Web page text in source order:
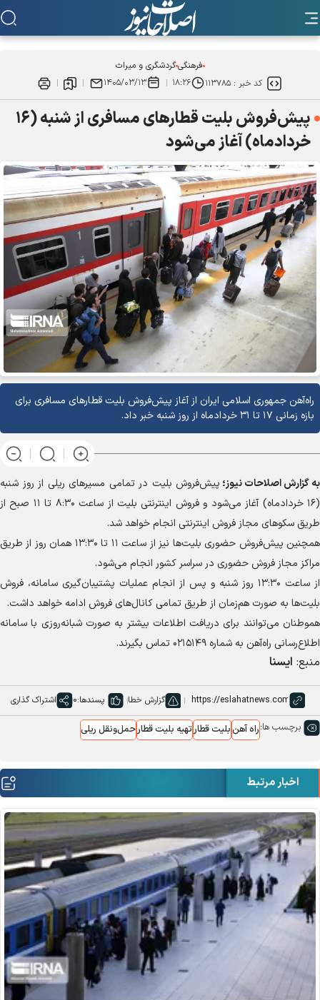
فرهنگیگردشگری و میراث
کد خبر : ۱۱۳۷۸۵ ۱۸:۲۶ ۱۴۰۵/۰۳/۱۳
پیش‌فروش بلیت قطار‌های مسافری از شنبه (۱۶
خردادماه) آغاز می‌شود
راه‌آهن جمهوری اسلامی ایران از آغاز پیش‌فروش بلیت قطار‌های مسافری برای
بازه زمانی ۱۷ تا ۳۱ خردادماه از روز شنبه خبر داد.
به گزارشاصلاحات نیوز؛ پیش‌فروش بلیت در تمامی مسیر‌های ریلی از روز شنبه
(۱۶ خردادماه) آغاز می‌شود و فروش اینترنتی بلیت از ساعت ۸:۳۰ تا ۱۱ صبح از
طریق سکو‌های مجاز فروش اینترنتی انجام خواهد شد.
همچنین پیش‌فروش حضوری بلیت‌ها نیز از ساعت ۱۱ تا ۱۳:۳۰ همان روز از طریق
مراکز مجاز فروش حضوری در سراسر کشور انجام می‌شود.
از ساعت ۱۳:۳۰ روز شنبه و پس از انجام عملیات پشتیبان‌گیری سامانه، فروش
بلیت‌ها به صورت هم‌زمان از طریق تمامی کانال‌های فروش ادامه خواهد داشت.
هموطنان می‌توانند برای دریافت اطلاعات بیشتر به صورت شبانه‌روزی با سامانه
اطلاع‌رسانی راه‌آهن به شماره ۰۲۱۵۱۴۹ تماس بگیرند.
منبع: ایسنا
گزارش خطا پسندها:0 اشتراک گذاری
برچسب ها:راه آهنبلیت قطار تهیه بلیت قطارحمل‌ونقل ریلی
اخبار مرتبط